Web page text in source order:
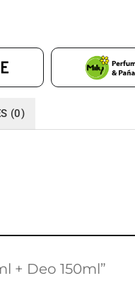
(0)
+ Deo 150ml”